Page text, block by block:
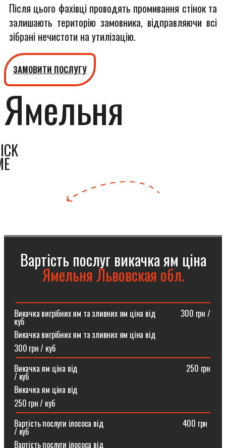
Після цього фахівці проводять промивання стінок та
залишають територію замовника, відправляючи всі
зібрані нечистоти на утилізацію.
ЗАМОВИТИ ПОСЛУГУ
Ямельня
Вартість послуг викачка ям ціна
Ямельня Львовская обл.
Викачка вигрібних ям та зливних ям ціна від ⠀⠀⠀⠀300 грн /
куб
Викачка вигрібних ям та зливних ям ціна від
300 грн / куб
Викачка ям ціна від ⠀⠀⠀⠀⠀⠀⠀⠀⠀⠀⠀⠀⠀⠀⠀⠀⠀⠀250 грн
/ куб
Викачка ям ціна від
250 грн / куб
Вартість послуги ілососа від ⠀⠀⠀⠀⠀⠀⠀⠀⠀⠀⠀⠀⠀400 грн
/ куб
Вартість послуги ілососа від